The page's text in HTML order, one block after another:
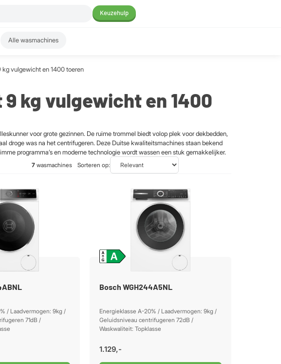
Keuzehulp
Alle wasmachines
vulgewicht en 1400 toeren
kg vulgewicht en 1400
voor grote gezinnen. De ruime trommel biedt volop plek voor dekbedden,
droge was na het centrifugeren. Deze Duitse kwaliteitsmachines staan bekend
programma’s en moderne technologie wordt wassen een stuk gemakkelijker.
7 wasmachines Sorteren op:
/ Laadvermogen: 9kg /
71dB /
Bosch WGH244A5NL
Energieklasse A-20% / Laadvermogen: 9kg /
Geluidsniveau centrifugeren 72dB /
Waskwaliteit: Topklasse
1.129,-